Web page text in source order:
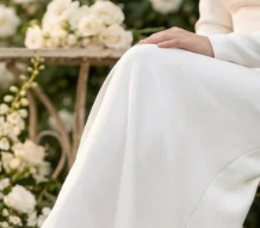
gün boyu size eşlik eden
Alışveriş sürecinizde
için hazırladığımız